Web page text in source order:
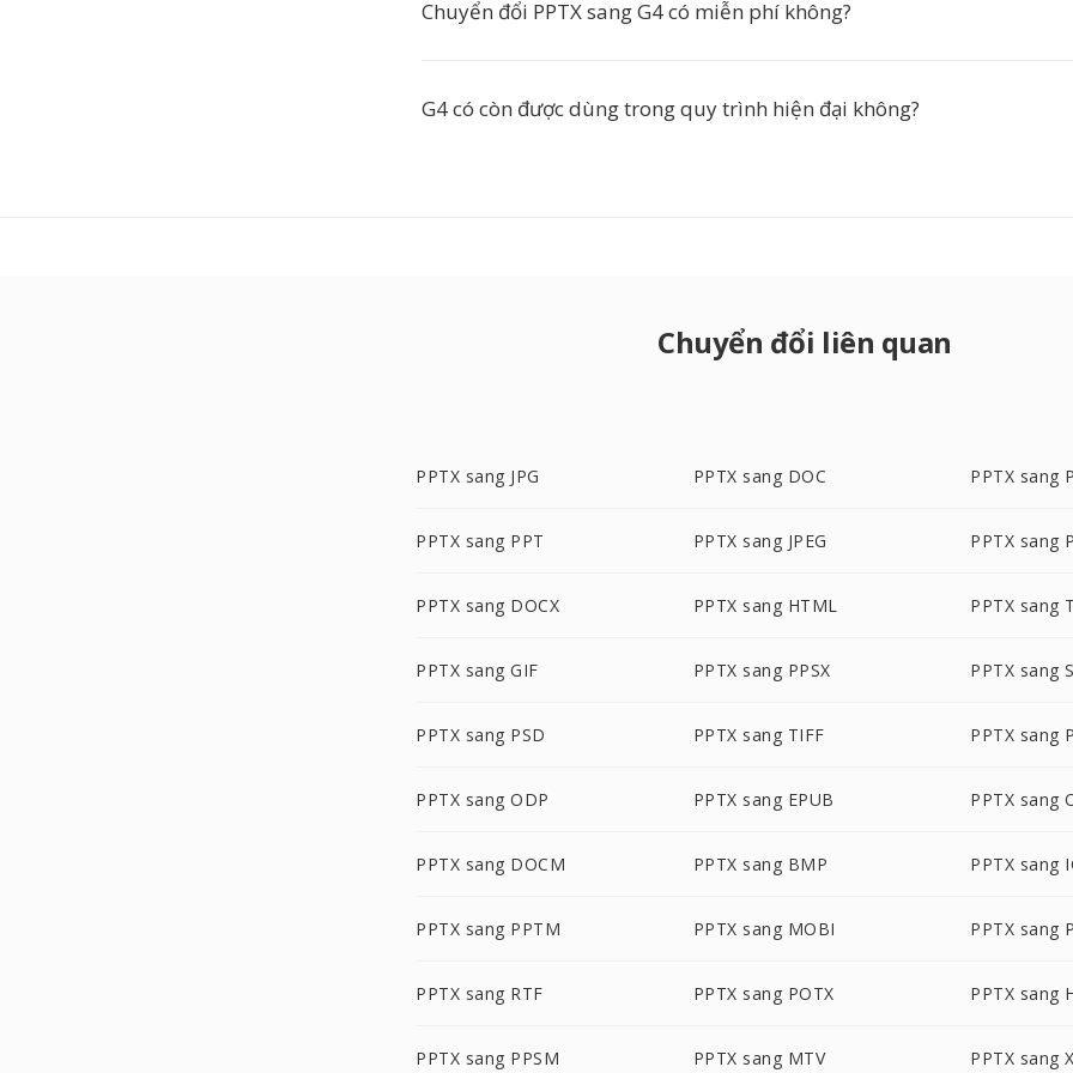
Chuyển đổi PPTX sang G4 có miễn phí không?
G4 có còn được dùng trong quy trình hiện đại không?
Chuyển đổi liên quan
PPTX sang JPG PPTX sang DOC PPTX sang
PPTX sang PPT PPTX sang JPEG PPTX sang
PPTX sang DOCX PPTX sang HTML PPTX sang
PPTX sang GIF PPTX sang PPSX PPTX sang
PPTX sang PSD PPTX sang TIFF PPTX sang
PPTX sang ODP PPTX sang EPUB PPTX sang
PPTX sang DOCM PPTX sang BMP PPTX sang
PPTX sang PPTM PPTX sang MOBI PPTX sang
PPTX sang RTF PPTX sang POTX PPTX sang
PPTX sang PPSM PPTX sang MTV PPTX sang